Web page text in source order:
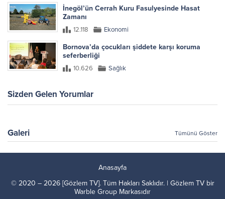
İnegöl’ün Cerrah Kuru Fasulyesinde Hasat
Zamanı
12.118 Ekonomi
Bornova’da çocukları şiddete karşı koruma
seferberliği
10.626 Sağlık
Sizden Gelen Yorumlar
Galeri Tümünü Göster
Anasayfa
© 2020 – 2026 [Gözlem TV]. Tüm Hakları Saklıdır. | Gözlem TV bir
Warble Group Markasıdır